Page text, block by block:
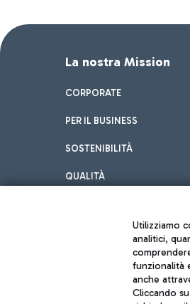
La nostra Mission
CORPORATE
PER IL BUSINESS
SOSTENIBILITÀ
QUALITÀ
Utilizziamo
analitici,
funzionalità
anche
Cliccando